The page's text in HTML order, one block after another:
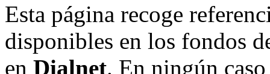
Esta página recoge
disponibles en los fondos
en Dialnet. En ningún